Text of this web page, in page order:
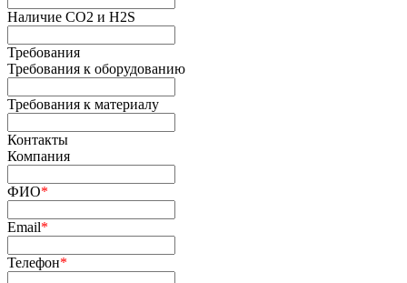
Наличие СО2 и H2S
Требования
Требования к оборудованию
Требования к материалу
Контакты
Компания
ФИО*
Email*
Телефон*